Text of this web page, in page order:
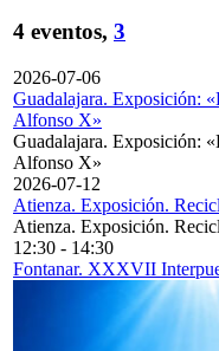
4 eventos, 3
2026-07-06
Guadalajara. Exposición:
Alfonso X»
Guadalajara. Exposición:
Alfonso X»
2026-07-12
Atienza. Exposición.
Atienza. Exposición.
12:30 - 14:30
Fontanar. XXXVII